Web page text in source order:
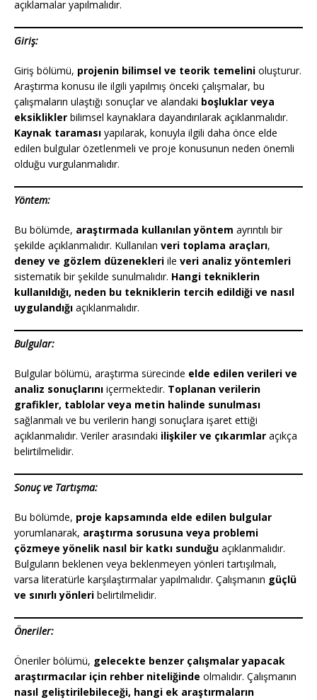
açıklamalar yapılmalıdır.
Giriş:
Giriş bölümü, projenin bilimsel ve teorik temelini oluşturur.
Araştırma konusu ile ilgili yapılmış önceki çalışmalar, bu
çalışmaların ulaştığı sonuçlar ve alandaki boşluklar veya
eksiklikler bilimsel kaynaklara dayandırılarak açıklanmalıdır.
Kaynak taraması yapılarak, konuyla ilgili daha önce elde
edilen bulgular özetlenmeli ve proje konusunun neden önemli
olduğu vurgulanmalıdır.
Yöntem:
Bu bölümde, araştırmada kullanılan yöntem ayrıntılı bir
şekilde açıklanmalıdır. Kullanılan veri toplama araçları,
deney ve gözlem düzenekleri ile veri analiz yöntemleri
sistematik bir şekilde sunulmalıdır. Hangi tekniklerin
kullanıldığı, neden bu tekniklerin tercih edildiği ve nasıl
uygulandığı açıklanmalıdır.
Bulgular:
Bulgular bölümü, araştırma sürecinde elde edilen verileri ve
analiz sonuçlarını içermektedir. Toplanan verilerin
grafikler, tablolar veya metin halinde sunulması
sağlanmalı ve bu verilerin hangi sonuçlara işaret ettiği
açıklanmalıdır. Veriler arasındaki ilişkiler ve çıkarımlar açıkça
belirtilmelidir.
Sonuç ve Tartışma:
Bu bölümde, proje kapsamında elde edilen bulgular
yorumlanarak, araştırma sorusuna veya problemi
çözmeye yönelik nasıl bir katkı sunduğu açıklanmalıdır.
Bulguların beklenen veya beklenmeyen yönleri tartışılmalı,
varsa literatürle karşılaştırmalar yapılmalıdır. Çalışmanın güçlü
ve sınırlı yönleri belirtilmelidir.
Öneriler:
Öneriler bölümü, gelecekte benzer çalışmalar yapacak
araştırmacılar için rehber niteliğinde olmalıdır. Çalışmanın
nasıl geliştirilebileceği, hangi ek araştırmaların